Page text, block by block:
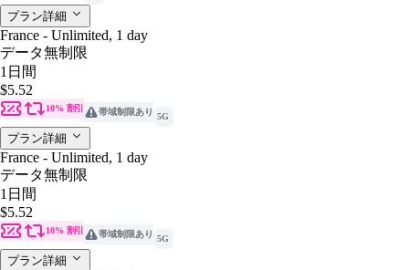
プラン詳細
France - Unlimited, 1 day
データ無制限
1日間
$5.52
10% 割引 帯域制限あり 5G
プラン詳細
France - Unlimited, 1 day
データ無制限
1日間
$5.52
10% 割引 帯域制限あり 5G
プラン詳細